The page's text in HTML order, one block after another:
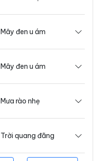
Mây đen u ám
Mây đen u ám
Mưa rào nhẹ
Trời quang đãng